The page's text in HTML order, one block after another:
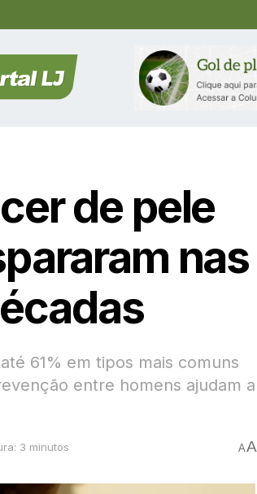
de pele
nas
61% em tipos mais comuns
entre homens ajudam a
3 minutos AA